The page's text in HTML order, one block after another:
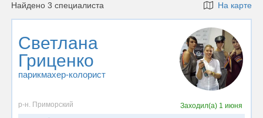
Найдено 3 специалиста На карте
Светлана
Гриценко
парикмахер-колорист
р-н. Приморский Заходил(а) 1 июня